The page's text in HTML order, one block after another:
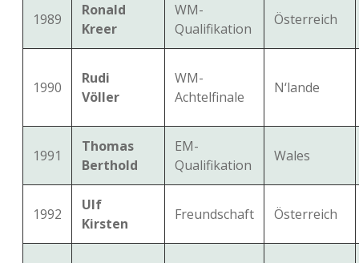
1989
Ronald
Kreer
WM-
Qualifikation
Österreich
1990
Rudi
Völler
WM-
Achtelfinale
N‘lande
1991
Thomas
Berthold
EM-
Qualifikation
Wales
1992
Ulf
Kirsten
Freundschaft Österreich